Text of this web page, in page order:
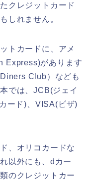
クレジットカード
しれません。
トカードに、アメ
Express)があります
Club）なども
では、JCB(ジェイ
ード)、VISA(ビザ)
、オリコカードな
以外にも、dカー
のクレジットカー